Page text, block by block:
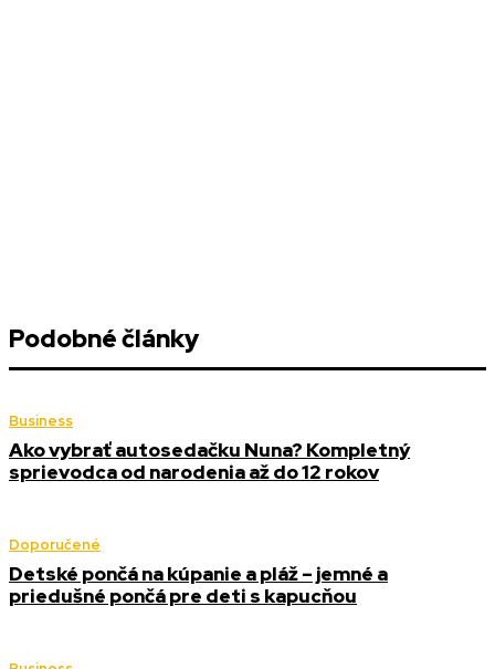
Podobné články
Business
Ako vybrať autosedačku Nuna? Kompletný
sprievodca od narodenia až do 12 rokov
Doporučené
Detské pončá na kúpanie a pláž – jemné a
priedušné pončá pre deti s kapucňou